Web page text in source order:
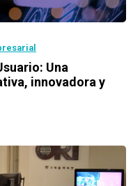
Una
innovadora y